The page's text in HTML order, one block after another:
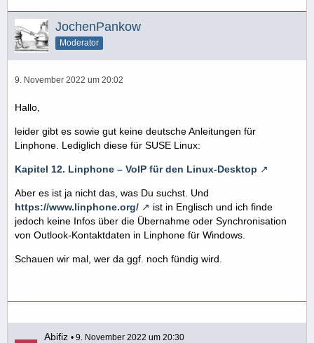
JochenPankow
Moderator
9. November 2022 um 20:02
Hallo,
leider gibt es sowie gut keine deutsche Anleitungen für
Linphone. Lediglich diese für SUSE Linux:
Kapitel 12. Linphone – VoIP für den Linux-Desktop
Aber es ist ja nicht das, was Du suchst. Und
https://www.linphone.org/
ist in Englisch und ich finde
jedoch keine Infos über die Übernahme oder Synchronisation
von Outlook-Kontaktdaten in Linphone für Windows.
Schauen wir mal, wer da ggf. noch fündig wird.
Abifiz 9. November 2022 um 20:30